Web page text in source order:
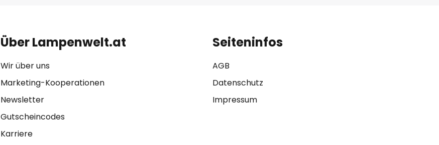
Über Lampenwelt.at
Wir über uns
Marketing-Kooperationen
Newsletter
Gutscheincodes
Karriere
Seiteninfos
AGB
Datenschutz
Impressum